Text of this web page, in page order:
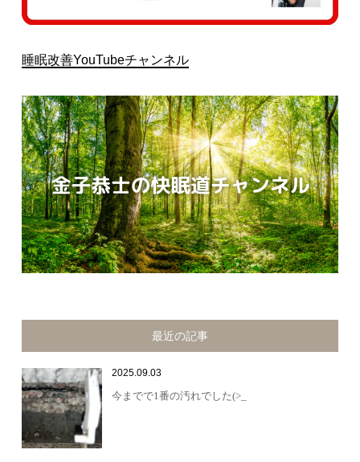
睡眠改善YouTubeチャンネル
最近の記事
2025.09.03
今までで1番の汚れでした(>_